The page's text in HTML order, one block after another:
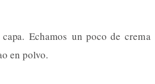
Echamos un poco de crema
en polvo.